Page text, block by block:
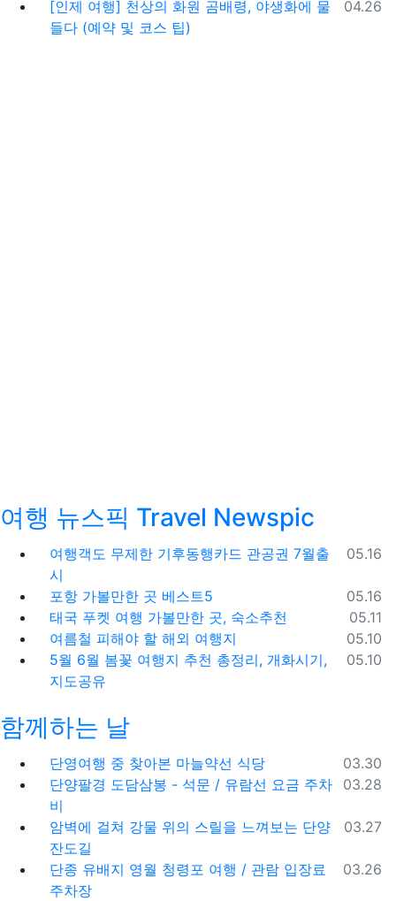
등록일
04.26
[인제 여행] 천상의 화원 곰배령, 야생화에 물
들다 (예약 및 코스 팁)
여행 뉴스픽 Travel Newspic
등록일
05.16
여행객도 무제한 기후동행카드 관공권 7월출
시
등록일
05.16
포항 가볼만한 곳 베스트5
등록일
05.11
태국 푸켓 여행 가볼만한 곳, 숙소추천
등록일
05.10
여름철 피해야 할 해외 여행지
등록일
05.10
5월 6월 봄꽃 여행지 추천 총정리, 개화시기,
지도공유
함께하는 날
등록일
03.30
단영여행 중 찾아본 마늘약선 식당
등록일
03.28
단양팔경 도담삼봉 - 석문 / 유람선 요금 주차
비
등록일
03.27
암벽에 걸쳐 강물 위의 스릴을 느껴보는 단양
잔도길
등록일
03.26
단종 유배지 영월 청령포 여행 / 관람 입장료
주차장